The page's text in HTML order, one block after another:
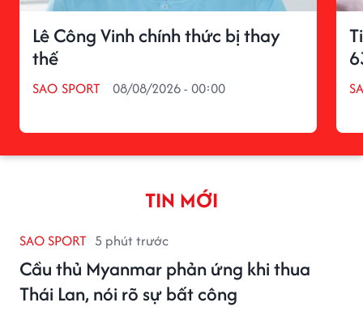
Lê Công Vinh chính thức bị thay
thế
SAO SPORT 08/08/2026 - 00:00
TIN MỚI
SAO SPORT 5 phút trước
Cầu thủ Myanmar phản ứng khi thua
Thái Lan, nói rõ sự bất công